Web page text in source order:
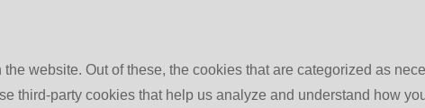
website. Out of these, the cookies that are categorized as
third-party cookies that help us analyze and understand how